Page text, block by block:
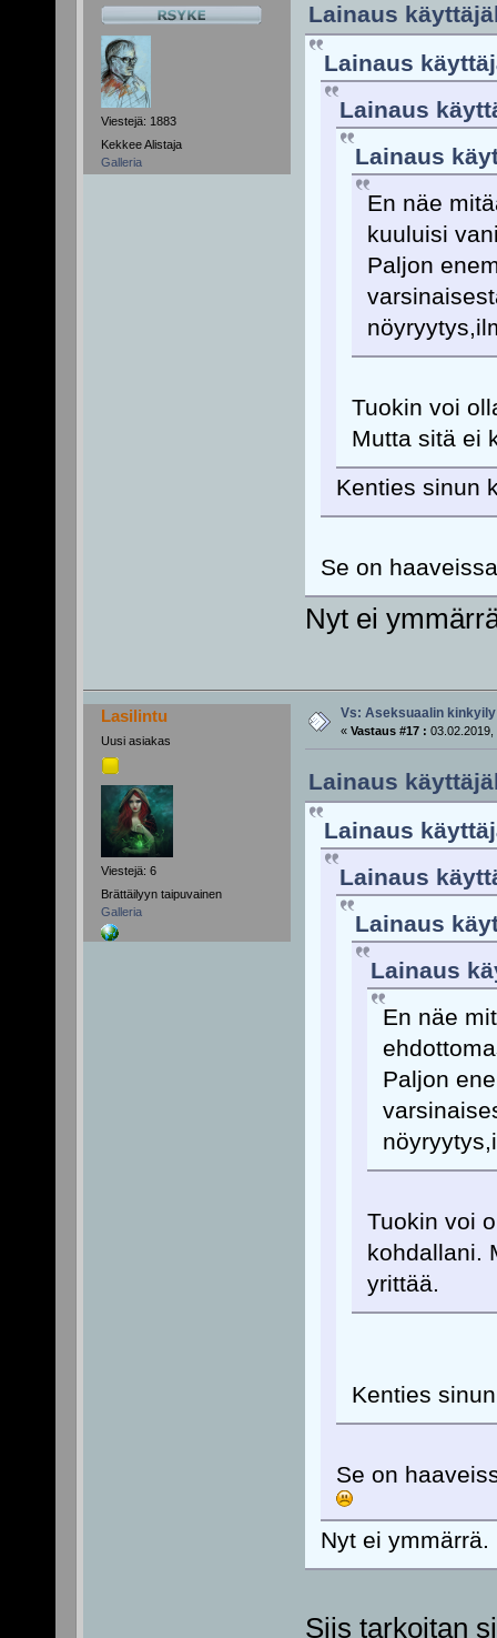
Viestejä: 1883
Kekkee Alistaja
Galleria
Lainaus
Lainaus
Lainaus
Lainaus
En näe
kuuluisi
Paljon
Tuokin voi
Mutta sitä ei
Kenties sinun
Se on
Nyt ei
Lasilintu
Uusi asiakas
Viestejä: 6
Brättäilyyn taipuvainen
Galleria
Vs: Aseksuaalin kinkyily
« Vastaus #17 : 03.02.2019,
Lainaus
Lainaus
Lainaus
Lainaus
Lainaus
En näe
Paljon
Tuokin voi
kohdallani.
yrittää.
Kenties
Se on
Nyt ei ymmärrä.
Siis tarkoitan